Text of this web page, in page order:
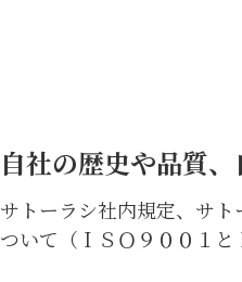
自社の歴史や品質
サトーラシ社内規定、サ
ついて（ＩＳＯ９００１と